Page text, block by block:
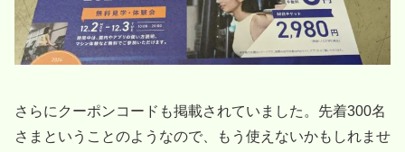
さらにクーポンコードも掲載されていました。先着300名
さまということのようなので、もう使えないかもしれませ